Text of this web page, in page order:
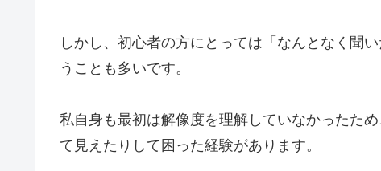
しかし、初心者の方にとっては「なんとなく聞
うことも多いです。
私自身も最初は解像度を理解していなかったた
て見えたりして困った経験があります。